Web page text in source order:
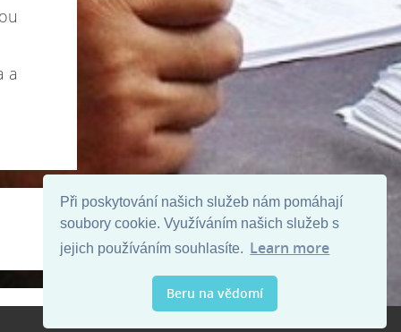
Při poskytování našich služeb nám pomáhají
soubory cookie. Využíváním našich služeb s
jejich používáním souhlasíte. Learn more
Beru na vědomí
a